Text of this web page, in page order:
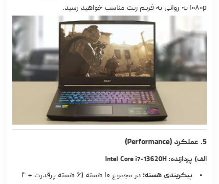
۱۰۸۰p به روانی به فریم ریت مناسب خواهید رسید.
5. عملکرد (Performance)
الف) پردازنده: Intel Core i7-13620H
پیکربندی هسته:
در مجموع ۱۰ هسته (۶ هسته پرقدرت + ۴